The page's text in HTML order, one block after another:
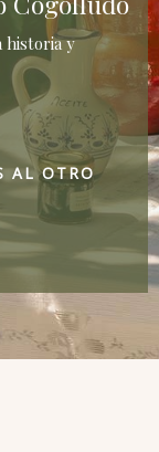
historia y
AL OTRO